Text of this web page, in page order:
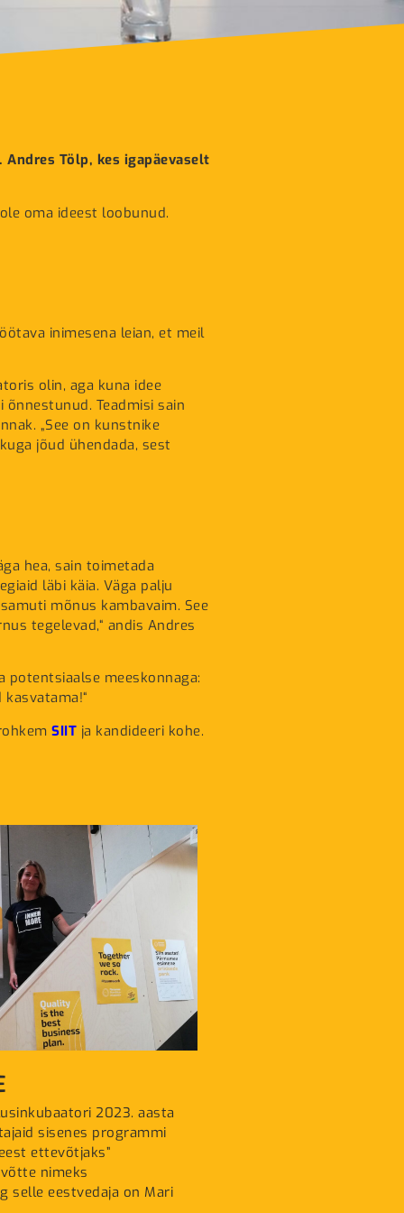
Tölp, kes igapäevaselt
oma ideest loobunud.
inimesena leian, et meil
olin, aga kuna idee
Teadmisi sain
„See on kunstnike
jõud ühendada, sest
hea, sain toimetada
läbi käia. Väga palju
mõnus kambavaim. See
tegelevad,“ andis Andres
meeskonnaga:
SIIT ja kandideeri kohe.
2023. aasta
sisenes programmi
ettevõtjaks”
nimeks
selle eestvedaja on Mari